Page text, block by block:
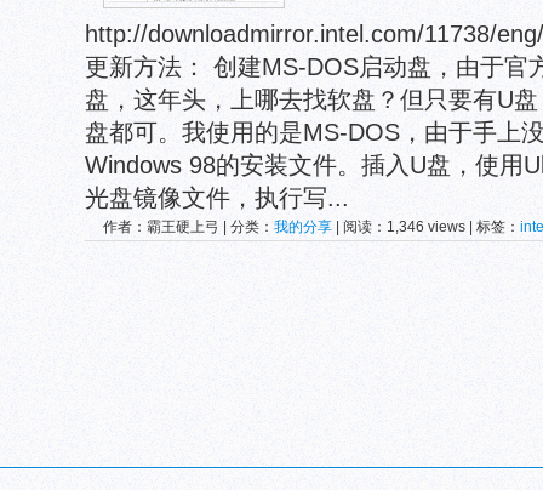
http://downloadmirror.intel.com/11738/
更新方法： 创建MS-DOS启动盘，由于官
盘，这年头，上哪去找软盘？但只要有U
盘都可。我使用的是MS-DOS，由于手上
Windows 98的安装文件。插入U盘，使用
光盘镜像文件，执行写...
作者：霸王硬上弓 | 分类： 我的分享 | 阅读：1,346 views | 标签：